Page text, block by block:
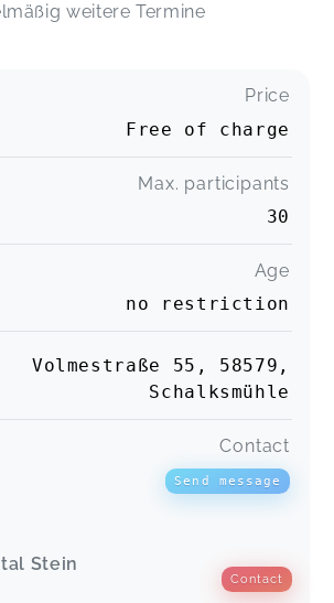
weitere Termine
Price
Free of charge
Max. participants
30
Age
no restriction
Volmestraße 55, 58579,
Schalksmühle
Contact
Send message
Stein
Contact